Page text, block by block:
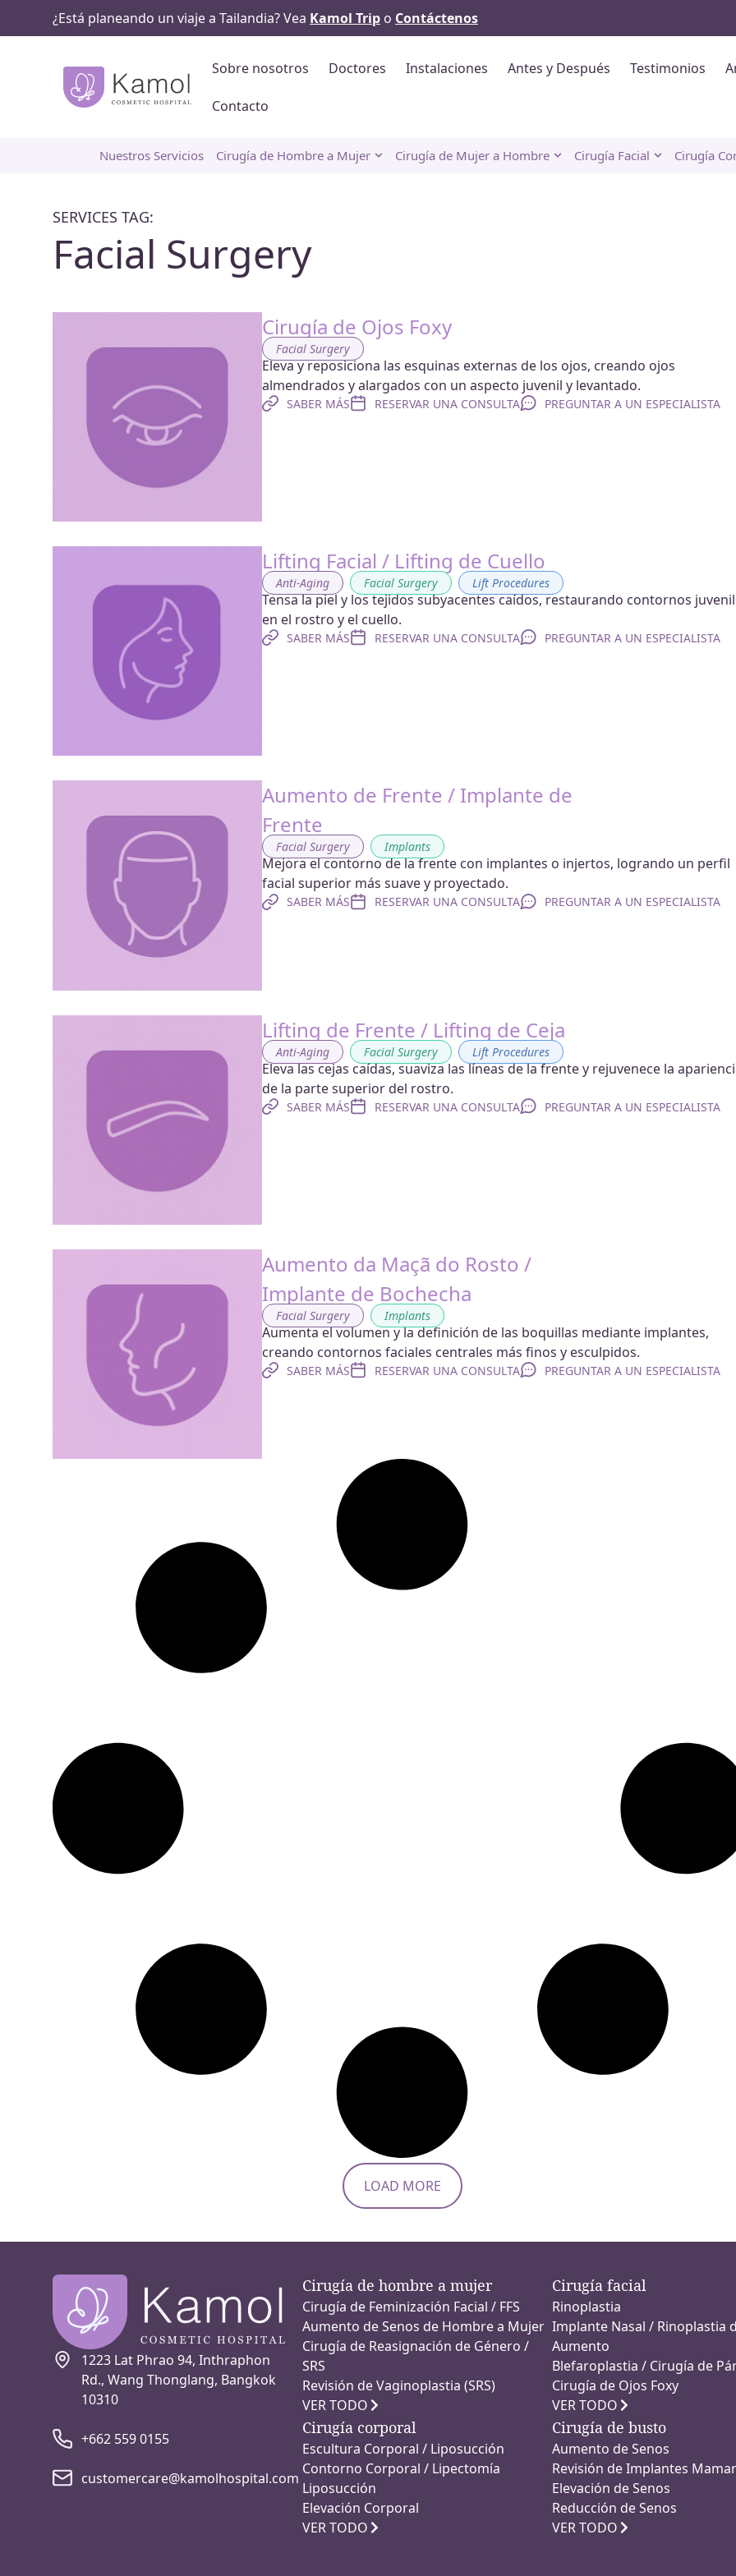
¿Está planeando un viaje a Tailandia? Vea Kamol Trip o Contáctenos
Sobre nosotros Doctores Instalaciones Antes y Después Testimonios
Contacto
Nuestros Servicios Cirugía de Hombre a Mujer Cirugía de Mujer a Hombre Cirugía Facial Cirugía
SERVICES TAG:
Facial Surgery
Cirugía de Ojos Foxy
Facial Surgery
Eleva y reposiciona las esquinas externas de los ojos, creando ojos
almendrados y alargados con un aspecto juvenil y levantado.
SABER MÁS RESERVAR UNA CONSULTA PREGUNTAR A UN ESPECIALISTA
Lifting Facial / Lifting de Cuello
Anti-Aging , Facial Surgery , Lift Procedures
Tensa la piel y los tejidos subyacentes caídos, restaurando contornos
en el rostro y el cuello.
SABER MÁS RESERVAR UNA CONSULTA PREGUNTAR A UN ESPECIALISTA
Aumento de Frente / Implante de
Frente
Facial Surgery , Implants
Mejora el contorno de la frente con implantes o injertos, logrando un perfil
facial superior más suave y proyectado.
SABER MÁS RESERVAR UNA CONSULTA PREGUNTAR A UN ESPECIALISTA
Lifting de Frente / Lifting de Ceja
Anti-Aging , Facial Surgery , Lift Procedures
Eleva las cejas caídas, suaviza las líneas de la frente y rejuvenece la
de la parte superior del rostro.
SABER MÁS RESERVAR UNA CONSULTA PREGUNTAR A UN ESPECIALISTA
Aumento da Maçã do Rosto /
Implante de Bochecha
Facial Surgery , Implants
Aumenta el volumen y la definición de las boquillas mediante implantes,
creando contornos faciales centrales más finos y esculpidos.
SABER MÁS RESERVAR UNA CONSULTA PREGUNTAR A UN ESPECIALISTA
LOAD MORE
1223 Lat Phrao 94, Inthraphon
Rd., Wang Thonglang, Bangkok
10310
+662 559 0155
customercare@kamolhospital.com
Cirugía de hombre a mujer
Cirugía de Feminización Facial / FFS
Aumento de Senos de Hombre a Mujer
Cirugía de Reasignación de Género /
SRS
Revisión de Vaginoplastia (SRS)
VER TODO
Cirugía facial
Rinoplastia
Implante Nasal / Rinoplastia
Aumento
Blefaroplastia / Cirugía de
Cirugía de Ojos Foxy
VER TODO
Cirugía corporal
Escultura Corporal / Liposucción
Contorno Corporal / Lipectomía
Liposucción
Elevación Corporal
VER TODO
Cirugía de busto
Aumento de Senos
Revisión de Implantes
Elevación de Senos
Reducción de Senos
VER TODO